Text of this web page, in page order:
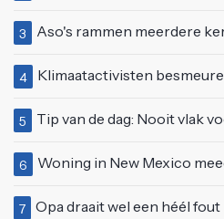
3 Aso's rammen meerdere keren de auto van
4 Klimaatactivisten besmeuren Sagrada
5 Tip van de dag: Nooit vlak
6 Woning in New Mexico
7 Opa draait wel een héél fout Duits